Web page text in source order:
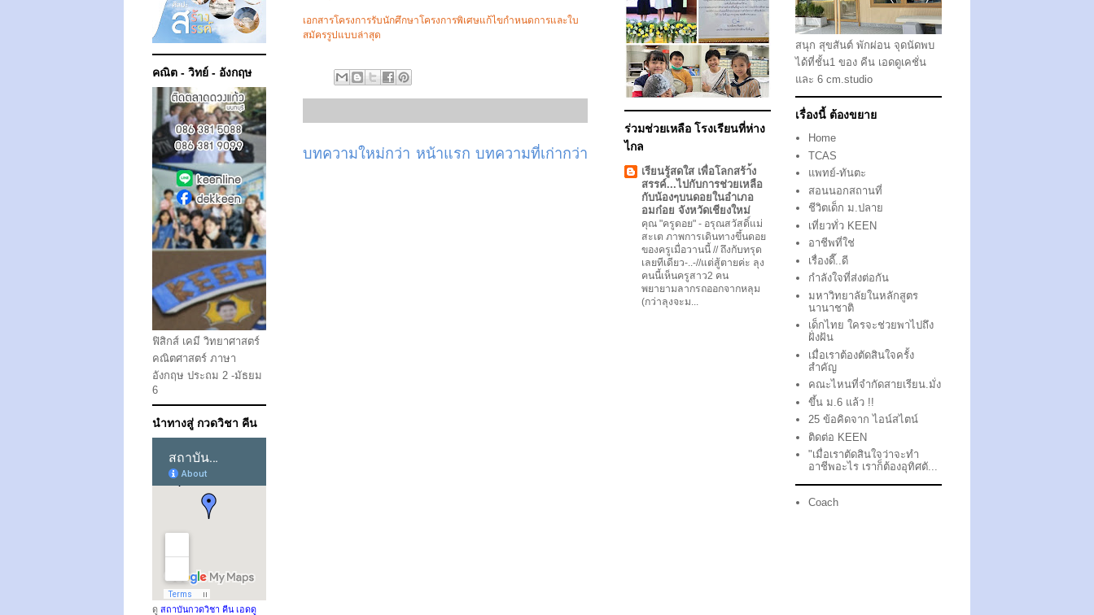
เอกสารโครงการรับนักศึกษาโครงการพิเศษแก้ไขกำหนดการและใบ
สมัครรูปแบบล่าสุด
บทความใหม่กว่า บทความที่เก่ากว่า
หน้าแรก
คณิต - วิทย์ - อังกฤษ
ฟิสิกส์ เคมี วิทยาศาสตร์
คณิตศาสตร์ ภาษา
อังกฤษ ประถม 2 -มัธยม
6
นำทางสู่ กวดวิชา คีน
ดู สถาบันกวดวิชา คีน เอดดู
ร่วมช่วยเหลือ โรงเรียนที่ห่าง
ไกล
เรียนรู้สดใส เพื่อโลกสร้า้ง
สรรค์...ไปกับการช่วยเหลือ
กับน้องๆบนดอยในอำเภอ
อมก๋อย จังหวัดเชียงใหม่
คุณ "ครูดอย" - อรุณสวัสดิ์แม่
สะเต ภาพการเดินทางขึ้นดอย
ของครูเมื่อวานนี้ // ถึงกับทรุด
เลยทีเดียว-..-//แต่สู้ตายค่ะ ลุง
คนนี้เห็นครูสาว2 คน
พยายามลากรถออกจากหลุม
(กว่าลุงจะม...
สนุก สุขสันต์ พักผ่อน จุดนัดพบ
ได้ที่ชั้น1 ของ คีน เอดดูเคชั่น
และ 6 cm.studio
เรื่องนี้ ต้องขยาย
Home
TCAS
แพทย์-ทันตะ
สอนนอกสถานที่
ชีวิตเด็ก ม.ปลาย
เที่ยวทั่ว KEEN
อาชีพที่ใช่
เรื่องดี๊..ดี
กำลังใจที่ส่งต่อกัน
มหาวิทยาลัยในหลักสูตร
นานาชาติ
เด็กไทย ใครจะช่วยพาไปถึง
ฝั่งฝัน
เมื่อเราต้องตัดสินใจครั้ง
สำคัญ
คณะไหนที่จำกัดสายเรียน.มั่ง
ขึ้น ม.6 แล้ว !!
25 ข้อคิดจาก ไอน์สไตน์
ติดต่อ KEEN
"เมื่อเราตัดสินใจว่าจะทำ
อาชีพอะไร เราก็ต้องอุทิศตั...
Coach